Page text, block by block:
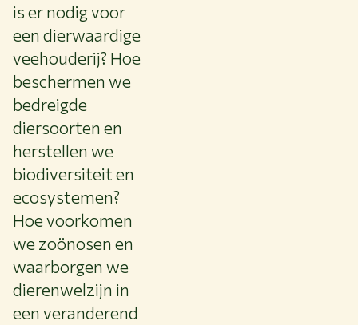
is er nodig voor
een dierwaardige
veehouderij? Hoe
beschermen we
bedreigde
diersoorten en
herstellen we
biodiversiteit en
ecosystemen?
Hoe voorkomen
we zoönosen en
waarborgen we
dierenwelzijn in
een veranderend